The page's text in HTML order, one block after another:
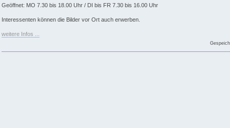
Geöffnet: MO 7.30 bis 18.00 Uhr / DI bis FR 7.30 bis 16.00 Uhr
Interessenten können die Bilder vor Ort auch erwerben.
weitere Infos ...